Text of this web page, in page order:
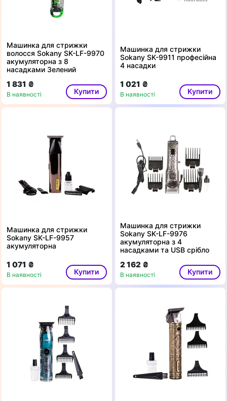
Машинка для стрижки
волосся Sokany SK-LF-9970
акумуляторна з 8
насадками Зелений
1 831 ₴
В наявності Купити
Машинка для стрижки
Sokany SK-9911 професійна
4 насадки
1 021 ₴
В наявності Купити
Машинка для стрижки
Sokany SK-LF-9957
акумуляторна
1 071 ₴
В наявності Купити
Машинка для стрижки
Sokany SK-LF-9976
акумуляторна з 4
насадками та USB срібло
2 162 ₴
В наявності Купити